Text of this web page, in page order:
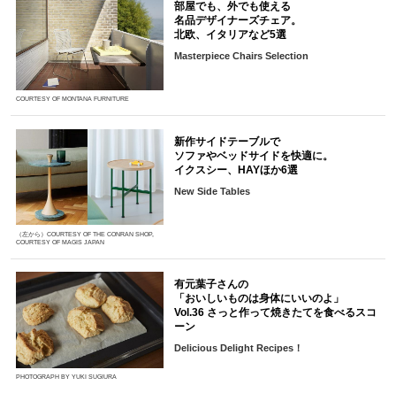
COURTESY OF MONTANA FURNITURE
部屋でも、外でも使える
名品デザイナーズチェア。
北欧、イタリアなど5選
Masterpiece Chairs Selection
（左から）COURTESY OF THE CONRAN SHOP,
COURTESY OF MAGIS JAPAN
新作サイドテーブルで
ソファやベッドサイドを快適に。
イクスシー、HAYほか6選
New Side Tables
PHOTOGRAPH BY YUKI SUGIURA
有元葉子さんの
「おいしいものは身体にいいのよ」
Vol.36 さっと作って焼きたてを食べるスコ
ーン
Delicious Delight Recipes！